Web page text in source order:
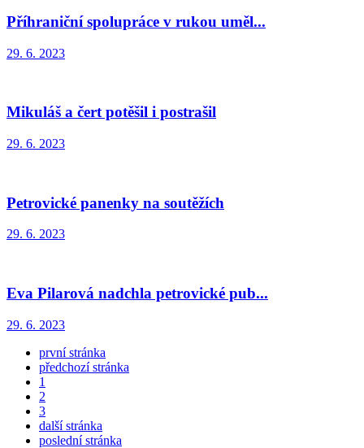
Příhraniční spolupráce v rukou uměl...
29. 6. 2023
Mikuláš a čert potěšil i postrašil
29. 6. 2023
Petrovické panenky na soutěžích
29. 6. 2023
Eva Pilarová nadchla petrovické pub...
29. 6. 2023
první stránka
předchozí stránka
1
2
3
další stránka
poslední stránka